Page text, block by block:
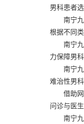
男科患者选
南宁九
根据不同
南宁九
力保障男
南宁九
难治性男
借助网
问诊与医
南宁九